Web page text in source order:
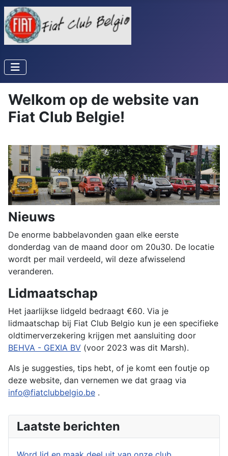
Welkom op de website van
Fiat Club Belgie!
Nieuws
De enorme babbelavonden gaan elke eerste
donderdag van de maand door om 20u30. De locatie
wordt per mail verdeeld, wil deze afwisselend
veranderen.
Lidmaatschap
Het jaarlijkse lidgeld bedraagt ​​€60. Via je
lidmaatschap bij Fiat Club Belgio kun je een specifieke
oldtimerverzekering krijgen met aansluiting door
BEHVA - GEXIA BV (voor 2023 was dit Marsh).
Als je suggesties, tips hebt, of je komt een foutje op
deze website, dan vernemen we dat graag via
info@fiatclubbelgio.be .
Laatste berichten